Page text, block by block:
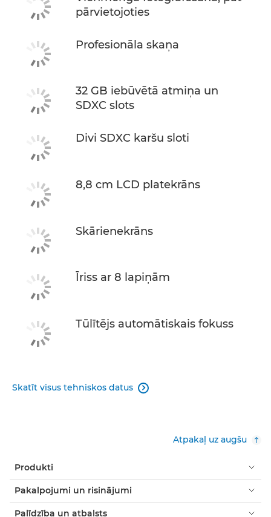
pārvietojoties
Profesionāla skaņa
32 GB iebūvētā atmiņa un
SDXC slots
Divi SDXC karšu sloti
8,8 cm LCD platekrāns
Skārienekrāns
Īriss ar 8 lapiņām
Tūlītējs automātiskais fokuss
Skatīt visus tehniskos datus 
Atpakaļ uz augšu
Produkti
Pakalpojumi un risinājumi
Palīdzība un atbalsts